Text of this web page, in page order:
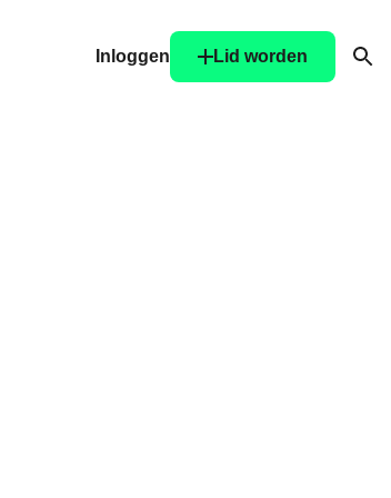
Inloggen
Lid worden